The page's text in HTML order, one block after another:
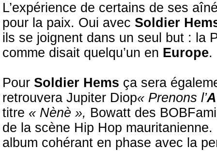
L’expérience de certains de ses
pour la paix. Oui avec Soldier
ils se joignent dans un seul but : la
comme disait quelqu’un en Europe.
Pour Soldier Hems ça sera
retrouvera Jupiter Diop« Prenons l’
titre « Nènè », Bowatt des
de la scène Hip Hop
album cohérant en phase avec la